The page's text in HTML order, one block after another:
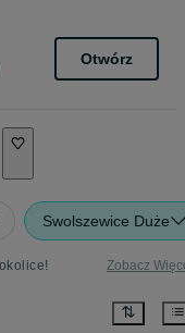
Otwórz
Swolszewice Duże
Zobacz